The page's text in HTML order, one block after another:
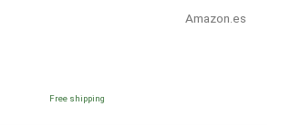
Amazon.es
Free shipping